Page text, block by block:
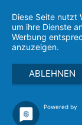
Diese Seite nutzt
um ihre Dienste
Werbung
anzuzeigen.
ABLEHNEN
Powered by